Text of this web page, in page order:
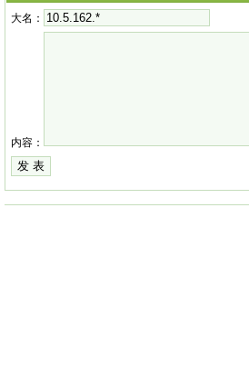
大名：
内容：